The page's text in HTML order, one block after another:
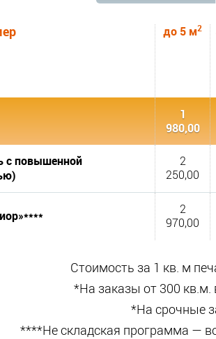
до 5 м2
1
980,00
с повышенной
2
250,00
2
970,00
Стоимость за 1 кв. м
*На заказы от 300
*На срочные
****Не складская программа —